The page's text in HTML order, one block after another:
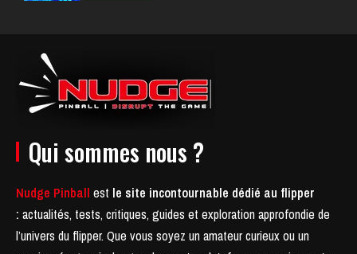
Qui sommes nous ?
Nudge Pinball est le site incontournable dédié au flipper
: actualités, tests, critiques, guides et exploration approfondie de
l’univers du flipper. Que vous soyez un amateur curieux ou un